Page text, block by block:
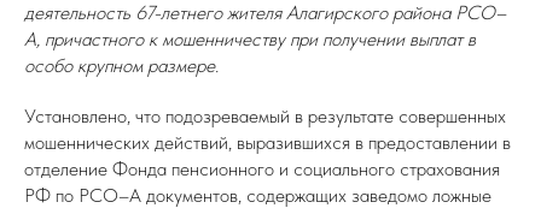
деятельность 67-летнего жителя Алагирского района РСО–
А, причастного к мошенничеству при получении выплат в
особо крупном размере.
Установлено, что подозреваемый в результате совершенных
мошеннических действий, выразившихся в предоставлении в
отделение Фонда пенсионного и социального страхования
РФ по РСО–А документов, содержащих заведомо ложные